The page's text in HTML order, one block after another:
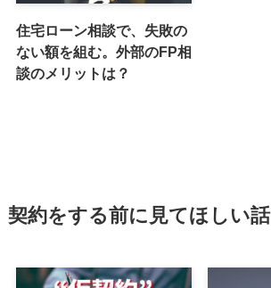
住宅ローン相談で、失敗の
ない額を組む。外部のFP相
談のメリットは？
契約をする前に見てほしい話